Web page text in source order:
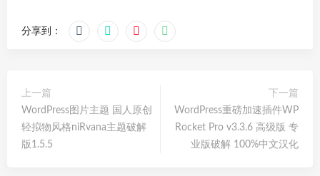
分享到：
上一篇
WordPress图片主题 国人原创
轻拟物风格niRvana主题破解
版1.5.5
下一篇
WordPress重磅加速插件WP
Rocket Pro v3.3.6 高级版 专
业版破解 100%中文汉化